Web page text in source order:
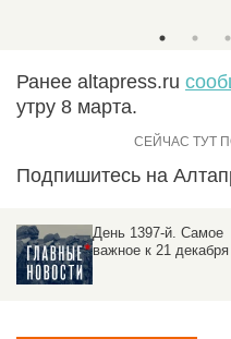
Ранее altapress.ru
утру 8 марта.
Подпишитесь на
й. Самое
к 21 декабря
День